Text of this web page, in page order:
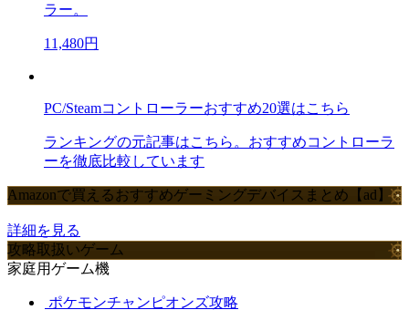
ラー。
11,480円
PC/Steamコントローラーおすすめ20選はこちら
ランキングの元記事はこちら。おすすめコントローラ
ーを徹底比較しています
Amazonで買えるおすすめゲーミングデバイスまとめ【ad】
詳細を見る
攻略取扱いゲーム
家庭用ゲーム機
ポケモンチャンピオンズ攻略